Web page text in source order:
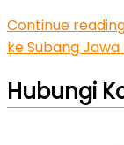
Continue
ke Subang Jawa
Hubungi